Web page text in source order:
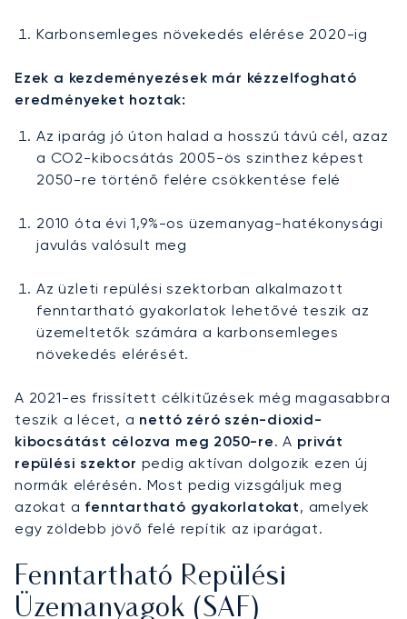
Karbonsemleges növekedés elérése 2020-ig
Ezek a kezdeményezések már kézzelfogható
eredményeket hoztak:
Az iparág jó úton halad a hosszú távú cél, azaz
a CO2-kibocsátás 2005-ös szinthez képest
2050-re történő felére csökkentése felé
2010 óta évi 1,9%-os üzemanyag-hatékonysági
javulás valósult meg
Az üzleti repülési szektorban alkalmazott
fenntartható gyakorlatok lehetővé teszik az
üzemeltetők számára a karbonsemleges
növekedés elérését.
A 2021-es frissített célkitűzések még magasabbra
teszik a lécet, a nettó zéró szén-dioxid-
kibocsátást célozva meg 2050-re. A privát
repülési szektor pedig aktívan dolgozik ezen új
normák elérésén. Most pedig vizsgáljuk meg
azokat a fenntartható gyakorlatokat, amelyek
egy zöldebb jövő felé repítik az iparágat.
Fenntartható Repülési
Üzemanyagok (SAF)